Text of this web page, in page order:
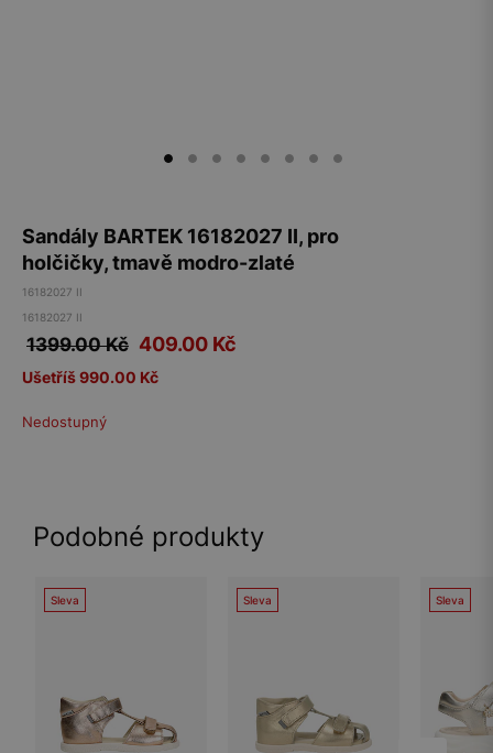
Sandály BARTEK 16182027 II, pro
holčičky, tmavě modro-zlaté
16182027 II
16182027 II
1399.00 Kč 409.00 Kč
Ušetříš 990.00 Kč
Nedostupný
Podobné produkty
Sleva Sleva Sleva